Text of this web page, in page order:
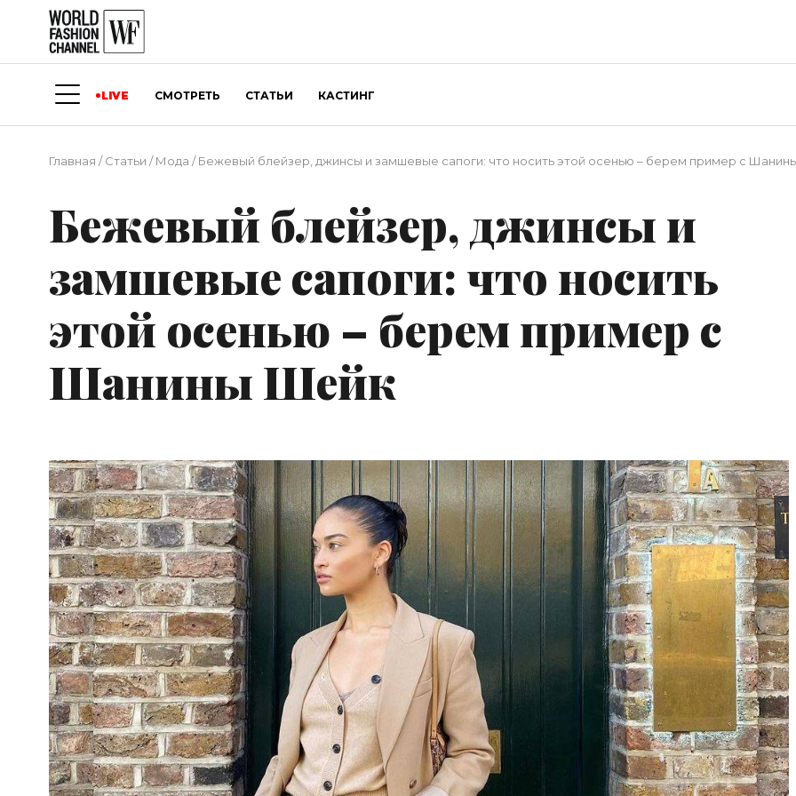
LIVE СМОТРЕТЬ СТАТЬИ КАСТИНГ
Главная /Статьи /Мода /Бежевый блейзер, джинсы и замшевые сапоги: что носить этой осенью – берем пример с
Бежевый блейзер, джинсы и
замшевые сапоги: что носить
этой осенью – берем пример с
Шанины Шейк